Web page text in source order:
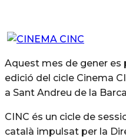
Aquest mes de gener es
edició del cicle Cinema
a Sant Andreu de la
CINC és un cicle de
català impulsat per la